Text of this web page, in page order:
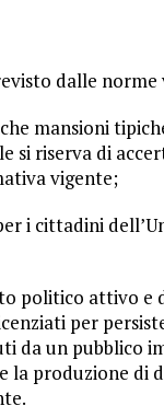
dalle
mansioni
si riserva di
vigente;
i cittadini
politico attivo e
per
da un pubblico
la produzione